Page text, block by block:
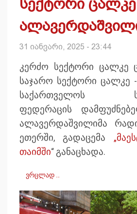
სექტორი
31 იანვარი, 2025 - 23:44
კერძო სექტორი ცალკე
საჯარო სექტორი ცალკე -
საქართველოს
ფედერაცის
ალავერდაშვილიმა
ეთერში, გადაცემა
თაიმში“ განაცხადა.
ვრცლად …